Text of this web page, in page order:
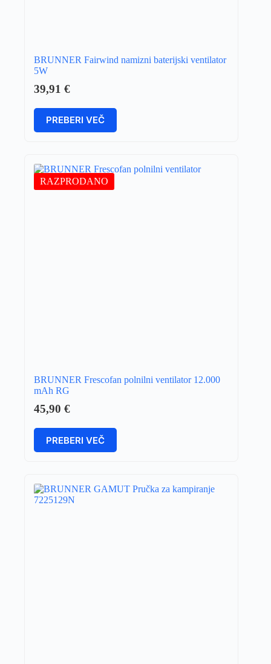
BRUNNER Fairwind namizni baterijski ventilator
5W
39,91 €
PREBERI VEČ
RAZPRODANO
BRUNNER Frescofan polnilni ventilator 12.000
mAh RG
45,90 €
PREBERI VEČ